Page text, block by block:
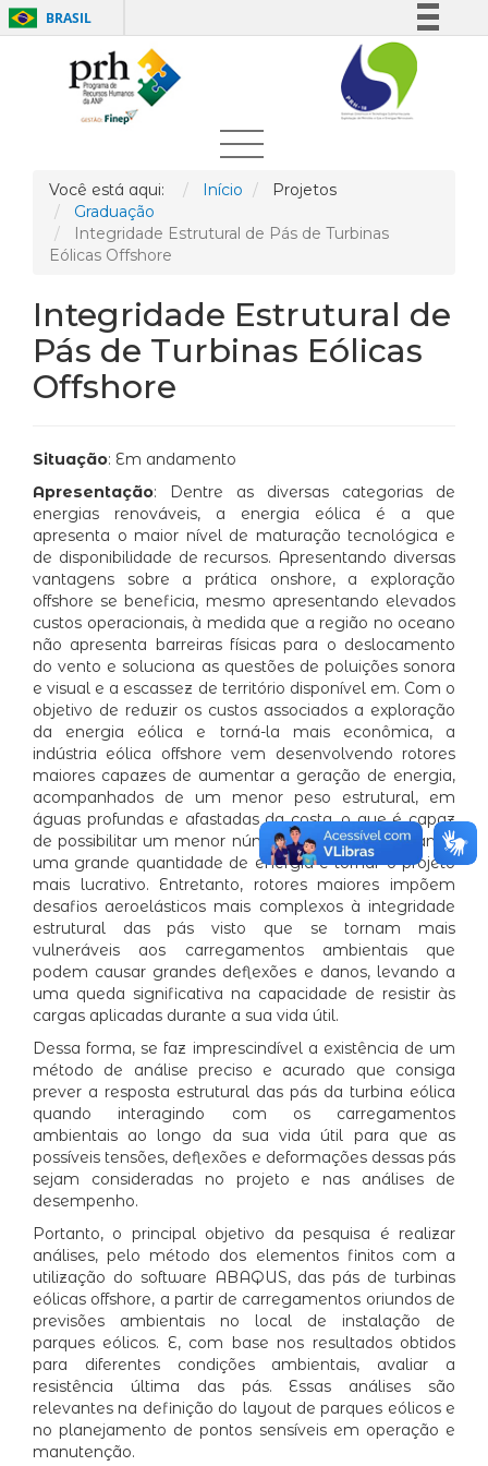
BRASIL
Simplifique!
Comunica BR
Participe
Legislação
Você está aqui: Início
Projetos
Graduação
Integridade Estrutural de Pás de Turbinas
Eólicas Offshore
Integridade Estrutural de
Pás de Turbinas Eólicas
Offshore
Situação: Em andamento
Apresentação: Dentre as diversas categorias de
energias renováveis, a energia eólica é a que
apresenta o maior nível de maturação tecnológica e
de disponibilidade de recursos. Apresentando diversas
vantagens sobre a prática onshore, a exploração
offshore se beneficia, mesmo apresentando elevados
custos operacionais, à medida que a região no oceano
não apresenta barreiras físicas para o deslocamento
do vento e soluciona as questões de poluições sonora
e visual e a escassez de território disponível em. Com o
objetivo de reduzir os custos associados a exploração
da energia eólica e torná-la mais econômica, a
indústria eólica offshore vem desenvolvendo rotores
maiores capazes de aumentar a geração de energia,
acompanhados de um menor peso estrutural, em
águas profundas e afastadas da costa, o que é capaz
de possibilitar um menor número de turbinas gerando
uma grande quantidade de energia e tornar o projeto
mais lucrativo. Entretanto, rotores maiores impõem
desafios aeroelásticos mais complexos à integridade
estrutural das pás visto que se tornam mais
vulneráveis aos carregamentos ambientais que
podem causar grandes deflexões e danos, levando a
uma queda significativa na capacidade de resistir às
cargas aplicadas durante a sua vida útil.
Dessa forma, se faz imprescindível a existência de um
método de análise preciso e acurado que consiga
prever a resposta estrutural das pás da turbina eólica
quando interagindo com os carregamentos
ambientais ao longo da sua vida útil para que as
possíveis tensões, deflexões e deformações dessas pás
sejam consideradas no projeto e nas análises de
desempenho.
Portanto, o principal objetivo da pesquisa é realizar
análises, pelo método dos elementos finitos com a
utilização do software ABAQUS, das pás de turbinas
eólicas offshore, a partir de carregamentos oriundos de
previsões ambientais no local de instalação de
parques eólicos. E, com base nos resultados obtidos
para diferentes condições ambientais, avaliar a
resistência última das pás. Essas análises são
relevantes na definição do layout de parques eólicos e
no planejamento de pontos sensíveis em operação e
manutenção.